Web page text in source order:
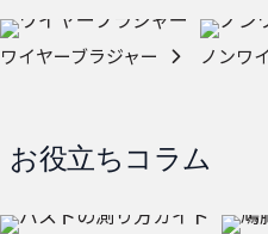
ワイヤーブラジャー ノンワ
お役立ちコラム